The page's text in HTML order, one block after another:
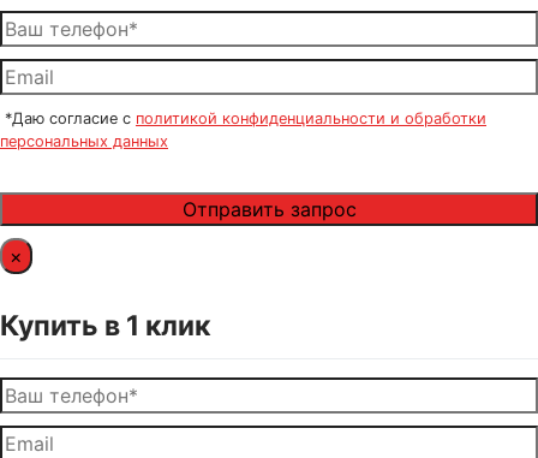
*Даю согласие с политикой конфиденциальности и обработки
персональных данных
×
Купить в 1 клик